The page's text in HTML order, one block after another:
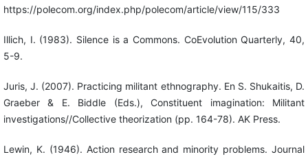
https://polecom.org/index.php/polecom/article/view/115/333
Illich, I. (1983). Silence is a Commons. CoEvolution Quarterly, 40,
5-9.
Juris, J. (2007). Practicing militant ethnography. En S. Shukaitis, D.
Graeber & E. Biddle (Eds.), Constituent imagination: Militant
investigations//Collective theorization (pp. 164-78). AK Press.
Lewin, K. (1946). Action research and minority problems. Journal